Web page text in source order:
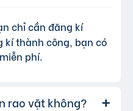
chỉ cần đăng kí
kí thành công, bạn có
phí.
rao vặt không?